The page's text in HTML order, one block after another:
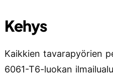
Kehys
Kaikkien tavarapyörien
6061-T6-luokan